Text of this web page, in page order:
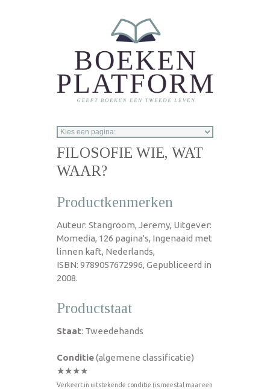
FILOSOFIE WIE, WAT
WAAR?
Productkenmerken
Auteur: Stangroom, Jeremy, Uitgever:
Momedia, 126 pagina's, Ingenaaid met
linnen kaft, Nederlands,
ISBN: 9789057672996, Gepubliceerd in
2008.
Productstaat
Staat: Tweedehands
Conditie(algemene classificatie)
★★★★
Verkeert in uitstekende conditie (is meestal maar een